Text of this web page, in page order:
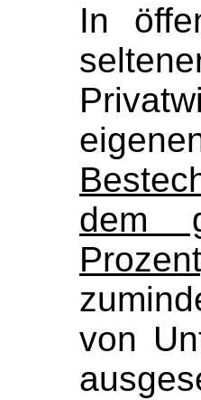
In
dem
von